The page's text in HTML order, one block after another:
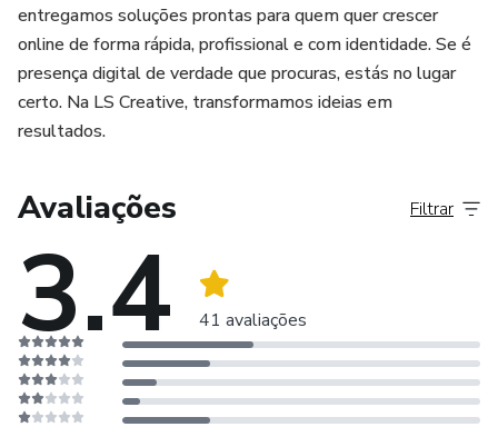
entregamos soluções prontas para quem quer crescer
online de forma rápida, profissional e com identidade. Se é
presença digital de verdade que procuras, estás no lugar
certo. Na LS Creative, transformamos ideias em
resultados.
Avaliações
3.4 41 avaliações
Filtrar